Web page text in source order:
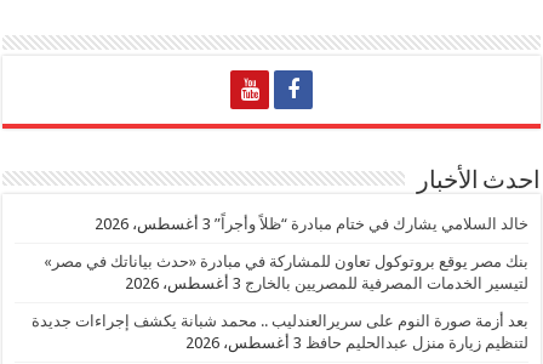
احدث الأخبار
خالد السلامي يشارك في ختام مبادرة “ظلاً وأجراً” 3 أغسطس، 2026
بنك مصر يوقع بروتوكول تعاون للمشاركة في مبادرة «حدث بياناتك في مصر»
لتيسير الخدمات المصرفية للمصريين بالخارج 3 أغسطس، 2026
بعد أزمة صورة النوم على سريرالعندليب .. محمد شبانة يكشف إجراءات جديدة
لتنظيم زيارة منزل عبدالحليم حافظ 3 أغسطس، 2026